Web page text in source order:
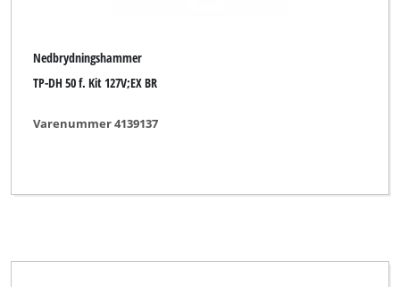
Nedbrydningshammer
TP-DH 50 f. Kit 127V;EX BR
Varenummer 4139137